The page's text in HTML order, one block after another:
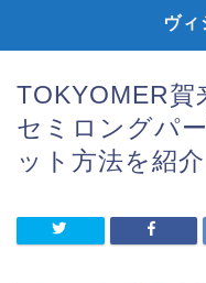
ヴ
TOKYOMER賀
セミロングパ
ット方法を紹介